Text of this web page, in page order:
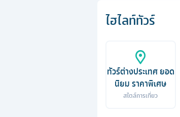
ไฮไลท์ทัวร์
ทัวร์ต่างประเทศ ยอด
นิยม ราคาพิเศษ
สไตล์การเที่ยว